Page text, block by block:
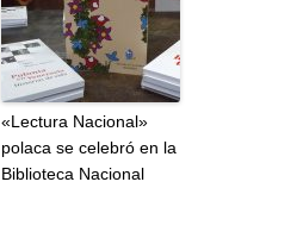
«Lectura Nacional»
polaca se celebró en la
Biblioteca Nacional